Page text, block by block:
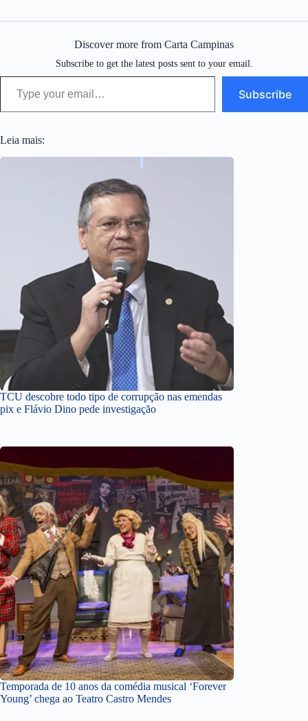
Discover more from Carta Campinas
Subscribe to get the latest posts sent to your email.
Type your email…
Subscribe
Leia mais:
TCU descobre todo tipo de corrupção nas emendas
pix e Flávio Dino pede investigação
Temporada de 10 anos da comédia musical ‘Forever
Young’ chega ao Teatro Castro Mendes